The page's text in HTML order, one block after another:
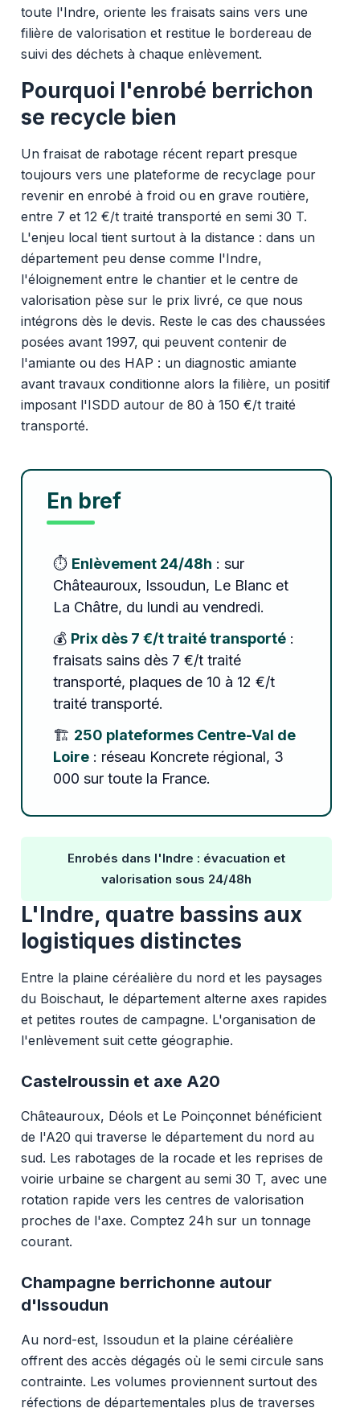
toute l'Indre, oriente les fraisats sains vers une
filière de valorisation et restitue le bordereau de
suivi des déchets à chaque enlèvement.
Pourquoi l'enrobé berrichon
se recycle bien
Un fraisat de rabotage récent repart presque
toujours vers une plateforme de recyclage pour
revenir en enrobé à froid ou en grave routière,
entre 7 et 12 €/t traité transporté en semi 30 T.
L'enjeu local tient surtout à la distance : dans un
département peu dense comme l'Indre,
l'éloignement entre le chantier et le centre de
valorisation pèse sur le prix livré, ce que nous
intégrons dès le devis. Reste le cas des chaussées
posées avant 1997, qui peuvent contenir de
l'amiante ou des HAP : un diagnostic amiante
avant travaux conditionne alors la filière, un positif
imposant l'ISDD autour de 80 à 150 €/t traité
transporté.
En bref
⏱️ Enlèvement 24/48h : sur
Châteauroux, Issoudun, Le Blanc et
La Châtre, du lundi au vendredi.
💰 Prix dès 7 €/t traité transporté:
fraisats sains dès 7 €/t traité
transporté, plaques de 10 à 12 €/t
traité transporté.
🏗️ 250 plateformes Centre-Val de
Loire: réseau Koncrete régional, 3
000 sur toute la France.
Enrobés dans l'Indre : évacuation et
valorisation sous 24/48h
L'Indre, quatre bassins aux
logistiques distinctes
Entre la plaine céréalière du nord et les paysages
du Boischaut, le département alterne axes rapides
et petites routes de campagne. L'organisation de
l'enlèvement suit cette géographie.
Castelroussin et axe A20
Châteauroux, Déols et Le Poinçonnet bénéficient
de l'A20 qui traverse le département du nord au
sud. Les rabotages de la rocade et les reprises de
voirie urbaine se chargent au semi 30 T, avec une
rotation rapide vers les centres de valorisation
proches de l'axe. Comptez 24h sur un tonnage
courant.
Champagne berrichonne autour
d'Issoudun
Au nord-est, Issoudun et la plaine céréalière
offrent des accès dégagés où le semi circule sans
contrainte. Les volumes proviennent surtout des
réfections de départementales plus de traverses